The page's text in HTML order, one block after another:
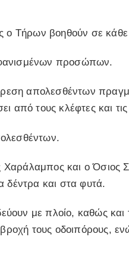
Τήρων βοηθούν σε κάθε
προσώπων.
απολεσθέντων
τους κλέφτες και τις
Χαράλαμπος και ο Όσιος
και στα φυτά.
με πλοίο, καθώς και
τους οδοιπόρους,